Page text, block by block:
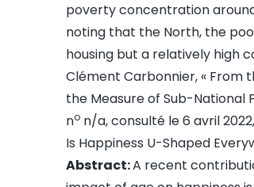
poverty concentration
noting that the North, the
housing but a relatively high
Clément Carbonnier, « From
the Measure of Sub-National
non/a, consulté le 6 avril 2022,
Is Happiness U-Shaped
Abstract:A recent